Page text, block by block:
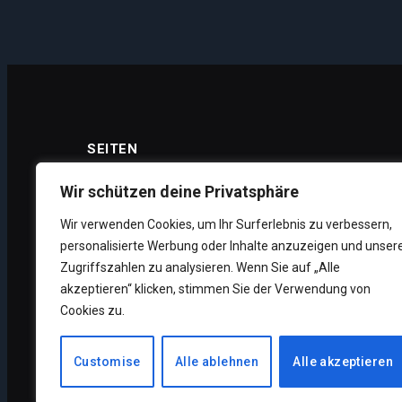
Wir schützen deine Privatsphäre
Wir verwenden Cookies, um Ihr Surferlebnis zu verbessern,
personalisierte Werbung oder Inhalte anzuzeigen und
Zugriffszahlen zu analysieren. Wenn Sie auf „Alle
akzeptieren“ klicken, stimmen Sie der Verwendung von
Cookies zu.
Customise Alle ablehnen Alle akzeptieren
SEITEN
Datenschutz
Impressum
Über uns